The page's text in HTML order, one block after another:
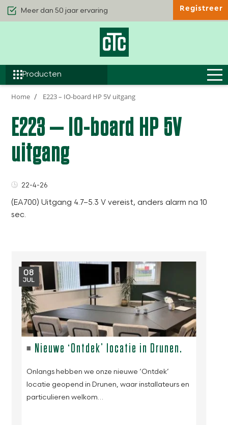
Kwaliteit & Comfort
Producten
Registreer
Home E223 – IO-board HP 5V uitgang
E223 – IO-board HP 5V
uitgang
22-4-26
(EA700) Uitgang 4.7–5.3 V vereist, anders alarm na 10
sec.
08
JUL
Nieuwe ‘Ontdek’ locatie in Drunen.
Onlangs hebben we onze nieuwe ‘Ontdek’
locatie geopend in Drunen, waar installateurs en
particulieren welkom…